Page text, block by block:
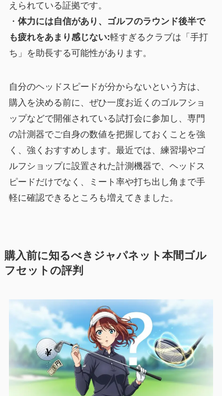
えられている証拠です。
・ 体力には自信があり、ゴルフのラウンド後半で
も疲れをあまり感じない:軽すぎるクラブは「手打
ち」を助長する可能性があります。
自分のヘッドスピードが分からないという方は、
購入を決める前に、ぜひ一度お近くのゴルフショ
ップなどで開催されている試打会に参加し、専門
の計測器でご自身の数値を把握しておくことを強
く、強くおすすめします。最近では、練習場やゴ
ルフショップに設置された計測機器で、ヘッドス
ピードだけでなく、ミート率や打ち出し角まで手
軽に確認できるところも増えてきました。
購入前に知るべきジャパネット本間ゴル
フセットの評判